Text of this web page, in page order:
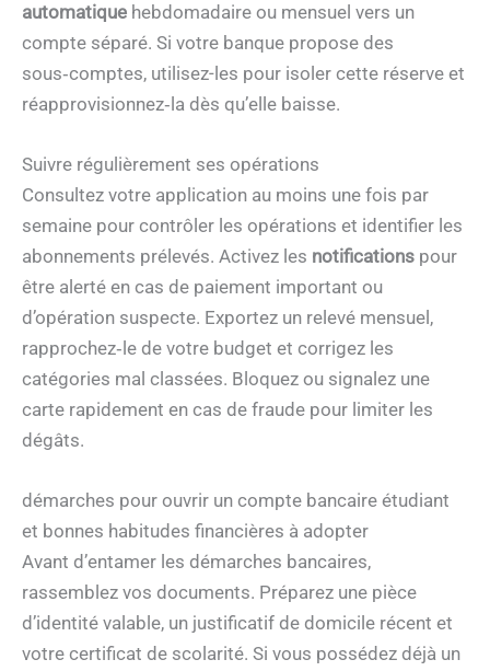
automatique hebdomadaire ou mensuel vers un
compte séparé. Si votre banque propose des
sous‑comptes, utilisez-les pour isoler cette réserve et
réapprovisionnez‑la dès qu’elle baisse.
Suivre régulièrement ses opérations
Consultez votre application au moins une fois par
semaine pour contrôler les opérations et identifier les
abonnements prélevés. Activez les notifications pour
être alerté en cas de paiement important ou
d’opération suspecte. Exportez un relevé mensuel,
rapprochez‑le de votre budget et corrigez les
catégories mal classées. Bloquez ou signalez une
carte rapidement en cas de fraude pour limiter les
dégâts.
démarches pour ouvrir un compte bancaire étudiant
et bonnes habitudes financières à adopter
Avant d’entamer les démarches bancaires,
rassemblez vos documents. Préparez une pièce
d’identité valable, un justificatif de domicile récent et
votre certificat de scolarité. Si vous possédez déjà un